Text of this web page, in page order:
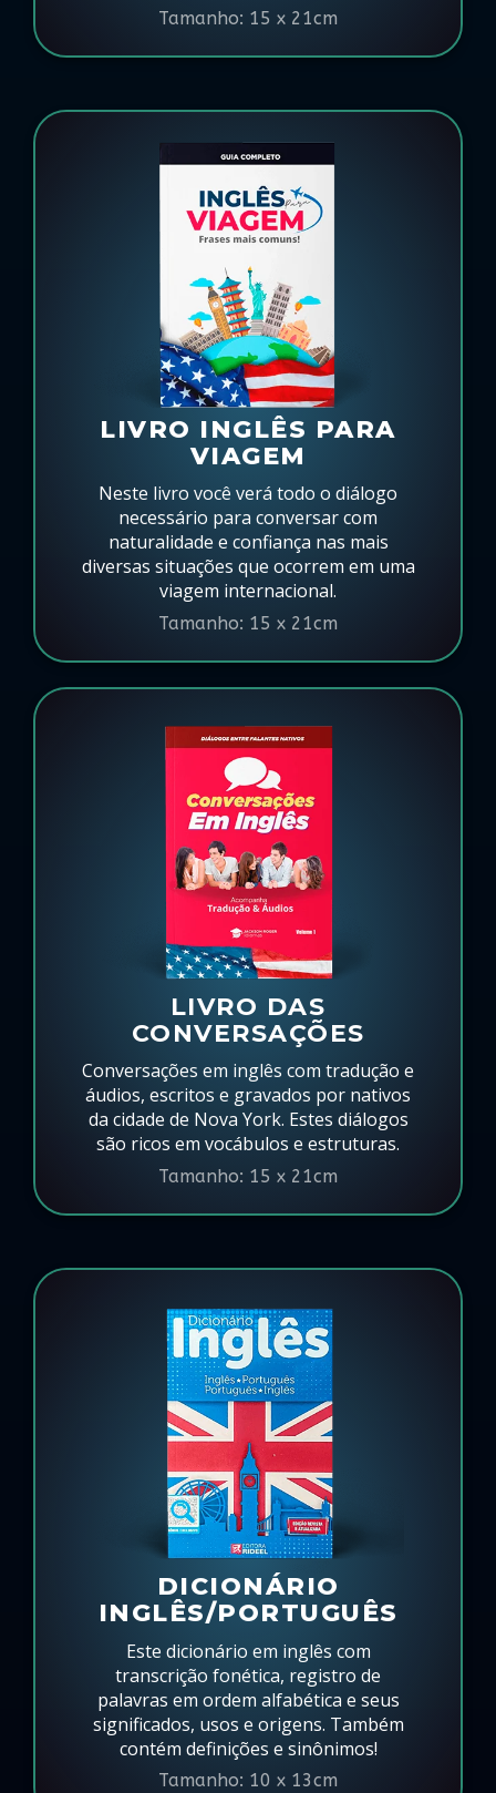
Tamanho: 15 x 21cm
LIVRO INGLÊS PARA
VIAGEM
Neste livro você verá todo o diálogo
necessário para conversar com
naturalidade e confiança nas mais
diversas situações que ocorrem em uma
viagem internacional.
Tamanho: 15 x 21cm
LIVRO DAS
CONVERSAÇÕES
Conversações em inglês com tradução e
áudios, escritos e gravados por nativos
da cidade de Nova York. Estes diálogos
são ricos em vocábulos e estruturas.
Tamanho: 15 x 21cm
DICIONÁRIO
INGLÊS/PORTUGUÊS
Este dicionário em inglês com
transcrição fonética, registro de
palavras em ordem alfabética e seus
significados, usos e origens. Também
contém definições e sinônimos!
Tamanho: 10 x 13cm